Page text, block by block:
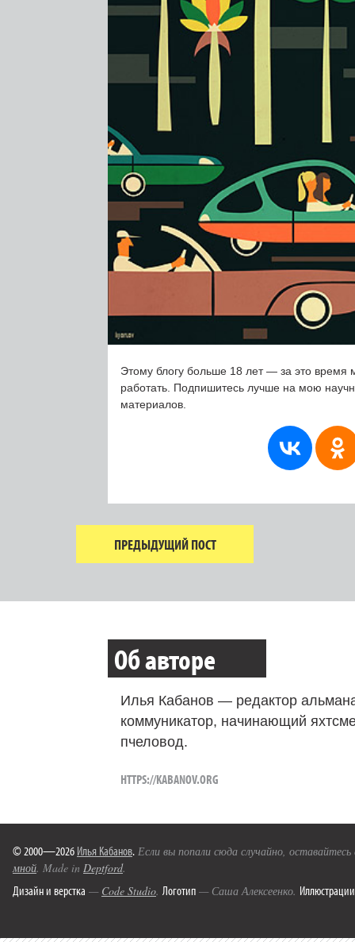
Этому блогу больше 18 лет — за это время
работать. Подпишитесь лучше на мою
материалов.
ПРЕДЫДУЩИЙ ПОСТ
Об авторе
Илья Кабанов — редактор
коммуникатор, начинающий
пчеловод.
HTTPS://KABANOV.ORG
© 2000—2026 Илья Кабанов. Если вы попали сюда случайно,
мной. Made in Deptford.
Дизайн и верстка — Code Studio. Логотип — Саша Алексеенко. Иллюстрации